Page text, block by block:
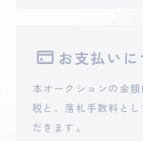
**RAAN
**iramenowaruisapo
お支払いに
本オークションの金
税と、落札手数料と
だきます。